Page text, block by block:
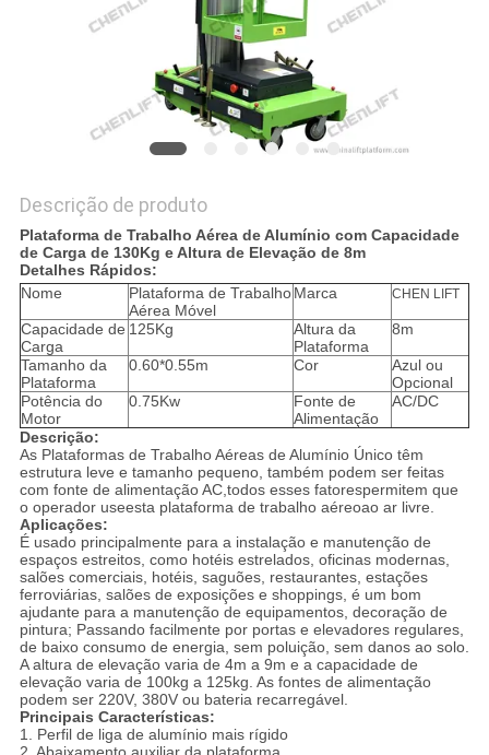
Descrição de produto
Plataforma de Trabalho Aérea de Alumínio com Capacidade
de Carga de 130Kg e Altura de Elevação de 8m
Detalhes Rápidos:
Nome
Plataforma de Trabalho
Aérea Móvel
Marca CHEN LIFT
Capacidade de
Carga
125Kg
Altura da
Plataforma
8m
Tamanho da
Plataforma
0.60*0.55m Cor
Azul ou
Opcional
Potência do
Motor
0.75Kw
Fonte de
Alimentação
AC/DC
Descrição:
As Plataformas de Trabalho Aéreas de Alumínio Único têm
estrutura leve e tamanho pequeno, também podem ser feitas
com fonte de alimentação AC,todos esses fatorespermitem que
o operador useesta plataforma de trabalho aéreoao ar livre.
Aplicações:
É usado principalmente para a instalação e manutenção de
espaços estreitos, como hotéis estrelados, oficinas modernas,
salões comerciais, hotéis, saguões, restaurantes, estações
ferroviárias, salões de exposições e shoppings, é um bom
ajudante para a manutenção de equipamentos, decoração de
pintura; Passando facilmente por portas e elevadores regulares,
de baixo consumo de energia, sem poluição, sem danos ao solo.
A altura de elevação varia de 4m a 9m e a capacidade de
elevação varia de 100kg a 125kg. As fontes de alimentação
podem ser 220V, 380V ou bateria recarregável.
Principais Características:
1. Perfil de liga de alumínio mais rígido